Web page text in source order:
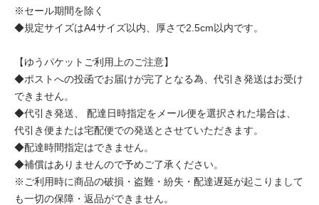
※セール期間を除く
◆規定サイズはA4サイズ以内、厚さで2.5cm以内です。
【ゆうパケットご利用上のご注意】
◆ポストへの投函でお届けが完了となる為、代引き発送はお受け
できません。
◆代引き発送、 配達日時指定をメール便を選択された場合は、
代引き便または宅配便での発送とさせていただきます。
◆配達時間指定はできません。
◆補償はありませんので予めご了承ください。
※ご利用時に商品の破損・盗難・紛失・配達遅延が起こりまして
も一切の保障・返品ができません。